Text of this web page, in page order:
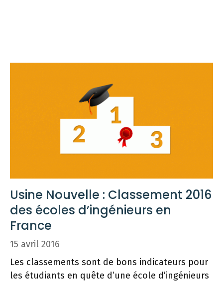
Usine Nouvelle : Classement 2016
des écoles d’ingénieurs en
France
15 avril 2016
Les classements sont de bons indicateurs pour
les étudiants en quête d’une école d’ingénieurs